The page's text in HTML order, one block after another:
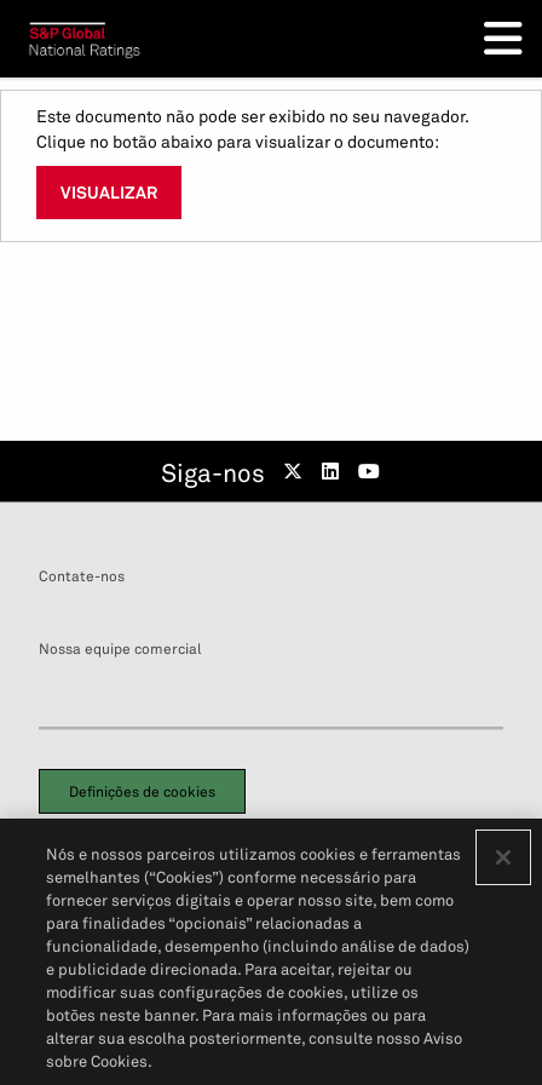
Este documento não pode ser exibido no seu navegador.
Clique no botão abaixo para visualizar o documento:
VISUALIZAR
Siga-nos
Contate-nos
Nossa equipe comercial
Definições de cookies
Política de PrivacidadePortal de privacidade do cliente (em inglês)
Não Venda Minhas Informações Pessoais© 2026 S&P Global
Nós e nossos parceiros utilizamos cookies e ferramentas
semelhantes (“Cookies”) conforme necessário para
fornecer serviços digitais e operar nosso site, bem como
para finalidades “opcionais” relacionadas a
funcionalidade, desempenho (incluindo análise de dados)
e publicidade direcionada. Para aceitar, rejeitar ou
modificar suas configurações de cookies, utilize os
botões neste banner. Para mais informações ou para
alterar sua escolha posteriormente, consulte nosso Aviso
sobre Cookies.